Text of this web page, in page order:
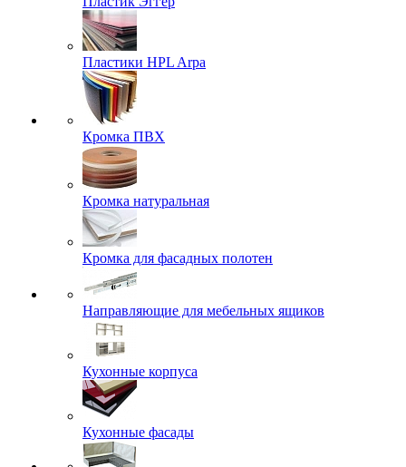
Пластики HPL Arpa
Кромка ПВХ
Кромка натуральная
Кромка для фасадных полотен
Направляющие для мебельных ящиков
Кухонные корпуса
Кухонные фасады